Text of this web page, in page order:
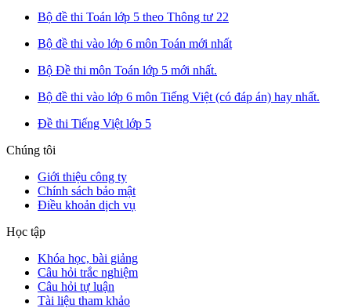
Bộ đề thi Toán lớp 5 theo Thông tư 22
Bộ đề thi vào lớp 6 môn Toán mới nhất
Bộ Đề thi môn Toán lớp 5 mới nhất.
Bộ đề thi vào lớp 6 môn Tiếng Việt (có đáp án) hay nhất.
Đề thi Tiếng Việt lớp 5
Chúng tôi
Giới thiệu công ty
Chính sách bảo mật
Điều khoản dịch vụ
Học tập
Khóa học, bài giảng
Câu hỏi trắc nghiệm
Câu hỏi tự luận
Tài liệu tham khảo